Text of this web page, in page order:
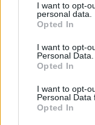
I want to opt-
personal data.
Opted In
I want to opt-
Personal Data.
Opted In
I want to opt-
Personal Data
Opted In
22:32
πλοίο κοντά στο
Παράνοια σε
παντρεύονται ο
Βίντεο